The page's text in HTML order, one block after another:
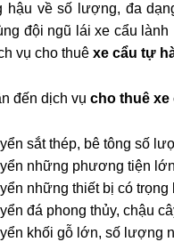
hậu về số lượng, đa
đội ngũ lái xe cẩu
vụ cho thuê xe cẩu tự
đến dịch vụ cho thuê xe
sắt thép, bê tông số
những phương tiện
những thiết bị có
đá phong thủy, chậu
khối gỗ lớn, số lượng